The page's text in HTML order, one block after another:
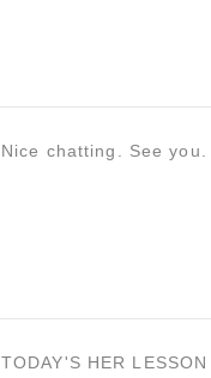
Nice chatting. See you.
TODAY'S HER